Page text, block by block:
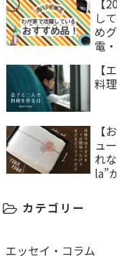
し
め
電
【
料
【
ュ
れ
la”
カテゴリー
エッセイ・コラム